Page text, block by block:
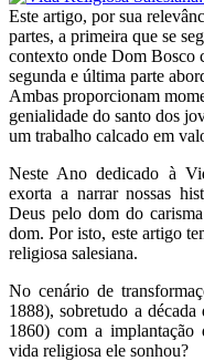
Este artigo, por sua
partes, a primeira que se
contexto onde Dom Bosco
segunda e última parte
Ambas proporcionam
genialidade do santo dos
um trabalho calcado em
Neste Ano dedicado à
exorta a narrar nossas
Deus pelo dom do
dom. Por isto, este artigo
religiosa salesiana.
No cenário de
1888), sobretudo a
1860) com a
vida religiosa ele sonhou?